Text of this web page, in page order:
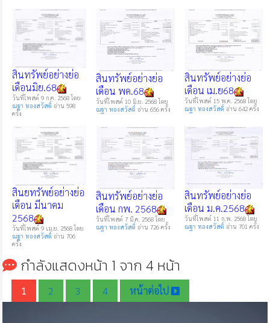
สินทรัพย์อย่างย่อ
เดือนมิย.68
วันที่โพสต์ 9 ก.ค. 2568 โดย
ณฐา ทองสวัสดิ์ อ่าน 598
ครั้ง
สินทรัพย์อย่างย่อ
เดือน พค.68
วันที่โพสต์ 10 มิ.ย. 2568 โดย
ณฐา ทองสวัสดิ์ อ่าน 656 ครั้ง
สินทรัพย์อย่างย่อ
เดือน เม.ย68
วันที่โพสต์ 15 พ.ค. 2568 โดย
ณฐา ทองสวัสดิ์ อ่าน 642 ครั้ง
สินยทรัพย์อย่างย่อ
เดือน มีนาคม
2568
วันที่โพสต์ 9 เม.ย. 2568 โดย
ณฐา ทองสวัสดิ์ อ่าน 706
ครั้ง
สินทรัพย์อย่างย่อ
เดือน กพ. 2568
วันที่โพสต์ 7 มี.ค. 2568 โดย
ณฐา ทองสวัสดิ์ อ่าน 726 ครั้ง
สินทรัพย์อย่างย่อ
เดือน ม.ค.2568
วันที่โพสต์ 11 ก.พ. 2568 โดย
ณฐา ทองสวัสดิ์ อ่าน 701 ครั้ง
กำลังแสดงหน้า 1 จาก 4 หน้า
1 2 3 4 หน้าต่อไป